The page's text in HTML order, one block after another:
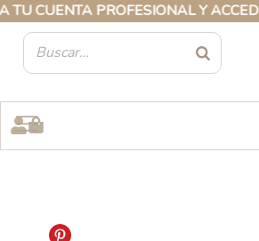
CUENTA PROFESIONAL Y ACCEDE
Ir
contenido